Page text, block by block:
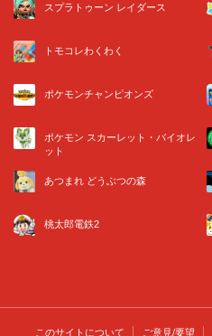
スプラトゥーン レイダース
トモコレわくわく
ポケモンチャンピオンズ
ポケモン スカーレット・バイオレ
ット
あつまれ どうぶつの森
桃太郎電鉄2
このサイトについて ご意見/要望